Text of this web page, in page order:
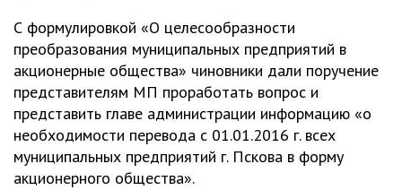
С формулировкой «О целесообразности
преобразования муниципальных предприятий в
акционерные общества» чиновники дали поручение
представителям МП проработать вопрос и
представить главе администрации информацию «о
необходимости перевода с 01.01.2016 г. всех
муниципальных предприятий г. Пскова в форму
акционерного общества».